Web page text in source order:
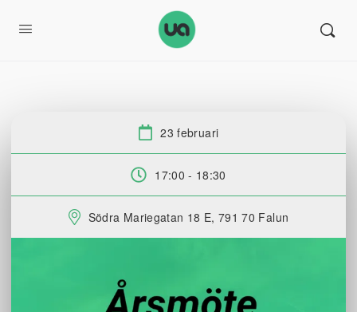
Datum:
23 februari
Tid:
17:00 - 18:30
Plats:
Södra Mariegatan 18 E, 791 70 Falun